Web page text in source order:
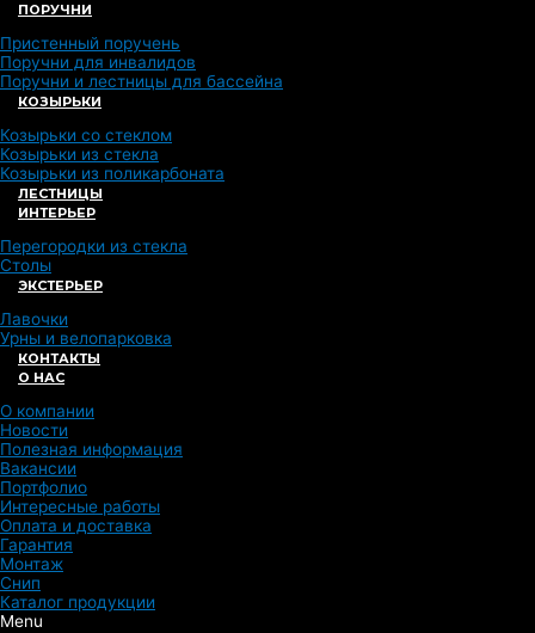
ПОРУЧНИ
Пристенный поручень
Поручни для инвалидов
Поручни и лестницы для бассейна
КОЗЫРЬКИ
Козырьки со стеклом
Козырьки из стекла
Козырьки из поликарбоната
ЛЕСТНИЦЫ
ИНТЕРЬЕР
Перегородки из стекла
Столы
ЭКСТЕРЬЕР
Лавочки
Урны и велопарковка
КОНТАКТЫ
О НАС
О компании
Новости
Полезная информация
Вакансии
Портфолио
Интересные работы
Оплата и доставка
Гарантия
Монтаж
Снип
Каталог продукции
Menu